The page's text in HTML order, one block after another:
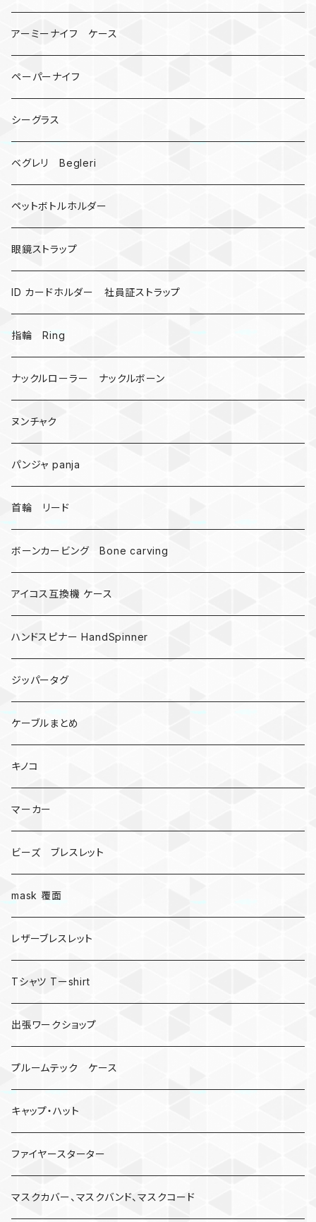
ビーズ
手裏剣
クロス十字架
ドリームキャッチャー
カウベル 熊鈴
昆虫
ミツバチ
AirTag
戦国武将、侍
悪魔の鍵
爬虫類、蛇
DNA 螺旋
受注作成_名入り、ネーム
カードケース
アーミーナイフ ケース
ペーパーナイフ
シーグラス
ベグレリ Begleri
ペットボトルホルダー
眼鏡ストラップ
ID カードホルダー 社員証ストラップ
指輪 Ring
ナックルローラー ナックルボーン
ヌンチャク
パンジャ panja
首輪 リード
ボーンカービング Bone carving
アイコス互換機 ケース
ハンドスピナー HandSpinner
ジッパータグ
ケーブルまとめ
キノコ
マーカー
ビーズ ブレスレット
mask 覆面
レザーブレスレット
Tシャツ Tーshirt
出張ワークショップ
プルームテック ケース
キャップ・ハット
ファイヤースターター
マスクカバー、マスクバンド、マスクコード